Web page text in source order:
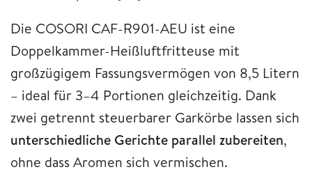
Die COSORI CAF-R901-AEU ist eine
Doppelkammer-Heißluftfritteuse mit
großzügigem Fassungsvermögen von 8,5 Litern
– ideal für 3–4 Portionen gleichzeitig. Dank
zwei getrennt steuerbarer Garkörbe lassen sich
unterschiedliche Gerichte parallel zubereiten,
ohne dass Aromen sich vermischen.